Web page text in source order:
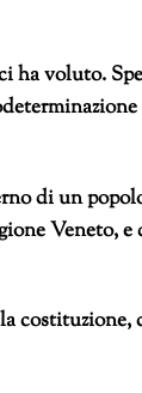
ha voluto.
di un
Veneto,
costituzione,